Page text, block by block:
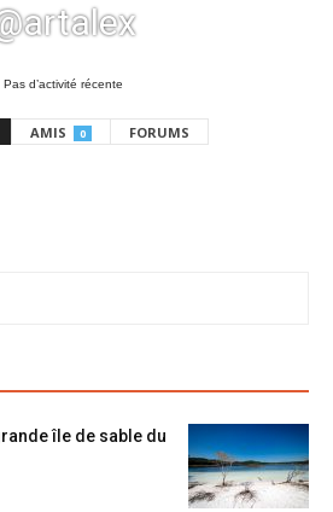
Pas d’activité récente
AMIS 0 FORUMS
île de sable du